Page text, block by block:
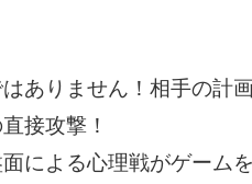
ありません！相手の計
接攻撃！
による心理戦がゲーム